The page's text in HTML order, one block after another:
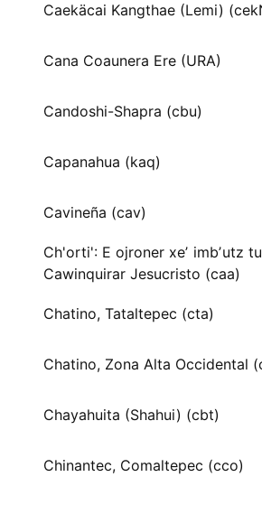
Caekäcai Kangthae (Lemi)
Cana Coaunera Ere (URA)
Candoshi-Shapra (cbu)
Capanahua (kaq)
Cavineña (cav)
Ch'orti': E ojroner xeʼ imbʼutz
Cawinquirar Jesucristo (caa)
Chatino, Tataltepec (cta)
Chatino, Zona Alta Occidental
Chayahuita (Shahui) (cbt)
Chinantec, Comaltepec (cco)